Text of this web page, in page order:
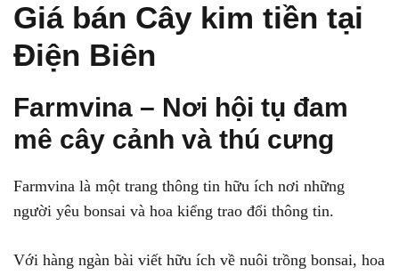
Giá bán Cây kim tiền tại
Điện Biên
Farmvina – Nơi hội tụ đam
mê cây cảnh và thú cưng
Farmvina là một trang thông tin hữu ích nơi những
người yêu bonsai và hoa kiểng trao đổi thông tin.
Với hàng ngàn bài viết hữu ích về nuôi trồng bonsai, hoa